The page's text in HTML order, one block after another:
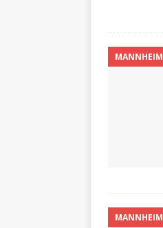
MANNHEIM
MANNHEIM